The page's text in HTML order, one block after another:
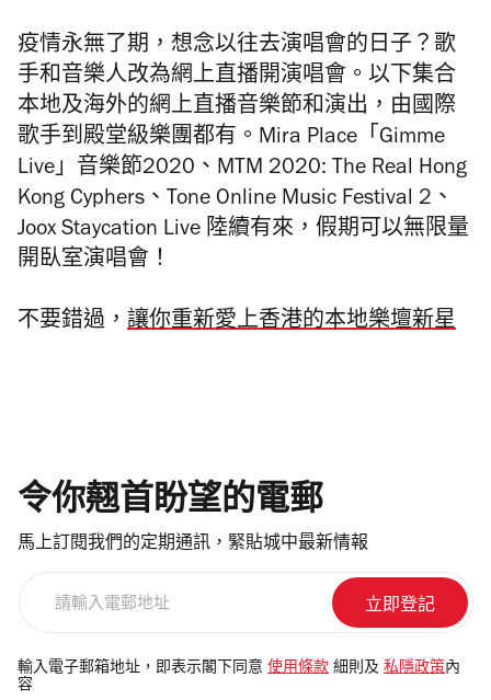
疫情永無了期，想念以往去演唱會的日子？歌
手和音樂人改為網上直播開演唱會。以下集合
本地及海外的網上直播音樂節和演出，由國際
歌手到殿堂級樂團都有。Mira Place「Gimme
Live」音樂節2020、MTM 2020: The Real Hong
Kong Cyphers、Tone Online Music Festival 2、
Joox Staycation Live 陸續有來，假期可以無限量
開臥室演唱會！
不要錯過， 讓你重新愛上香港的本地樂壇新星
令你翹首盼望的電郵
馬上訂閱我們的定期通訊，緊貼城中最新情報
電
郵
輸入電子郵箱地址，即表示閣下同意 使用條款 細則及 私隱政策內
容